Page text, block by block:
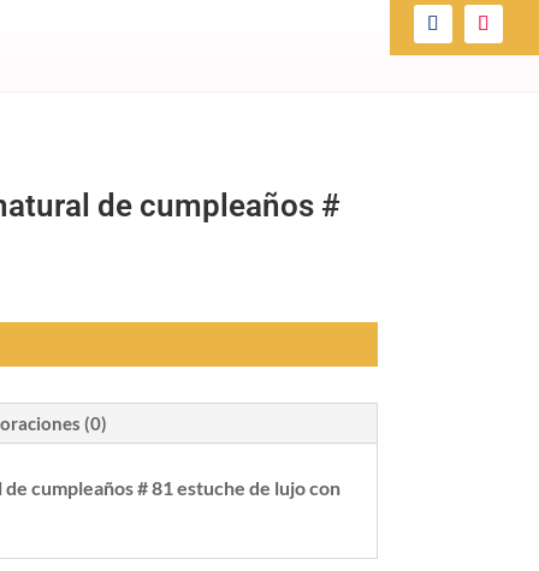
de cumpleaños #
(0)
cumpleaños # 81 estuche de lujo con